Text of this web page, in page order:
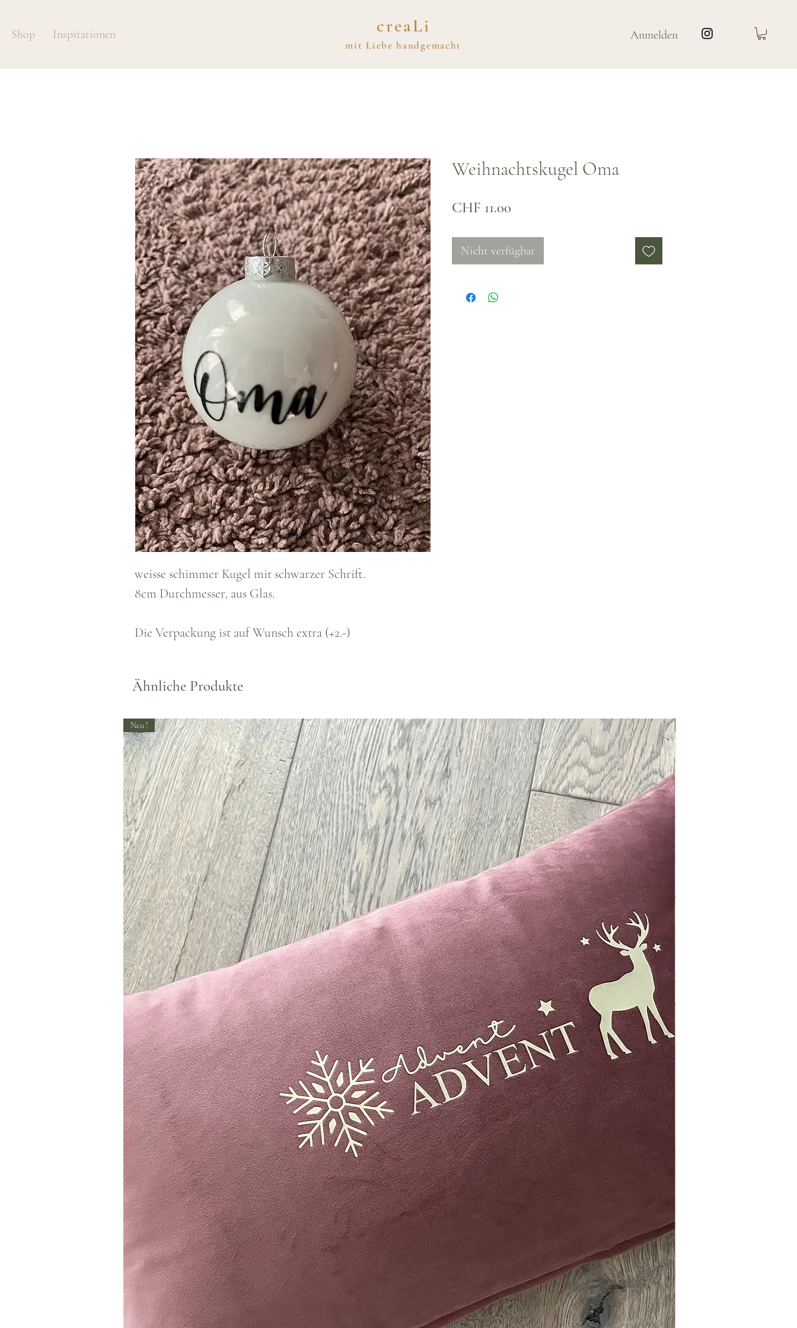
Shop Inspirationen creaLi
mit Liebehandgemacht
Anmelden
weisse schimmer Kugel mit schwarzer Schrift.
8cm Durchmesser, aus Glas.
Die Verpackung ist auf Wunsch extra (+2.-)
Weihnachtskugel Oma
CHF 11.00
Nicht verfügbar
Ähnliche Produkte
Neu !